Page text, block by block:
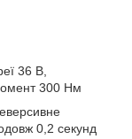
36 В,
300 Нм
0,2 секунд